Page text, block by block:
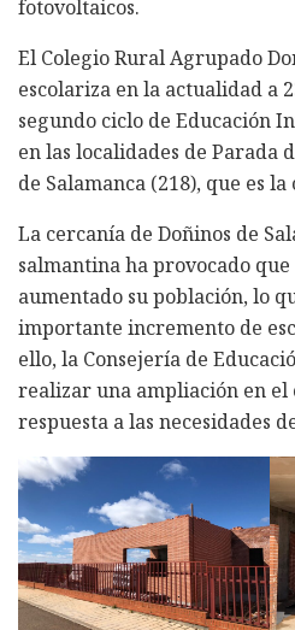
fotovoltaicos.
El Colegio Rural Agrupado
escolariza en la actualidad a
segundo ciclo de Educación
en las localidades de Parada
de Salamanca (218), que es la
La cercanía de Doñinos de
salmantina ha provocado
aumentado su población, lo
importante incremento de
ello, la Consejería de
realizar una ampliación en el
respuesta a las necesidades